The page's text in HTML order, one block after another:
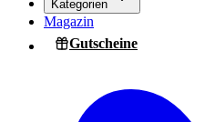
Kategorien
Magazin
Gutscheine